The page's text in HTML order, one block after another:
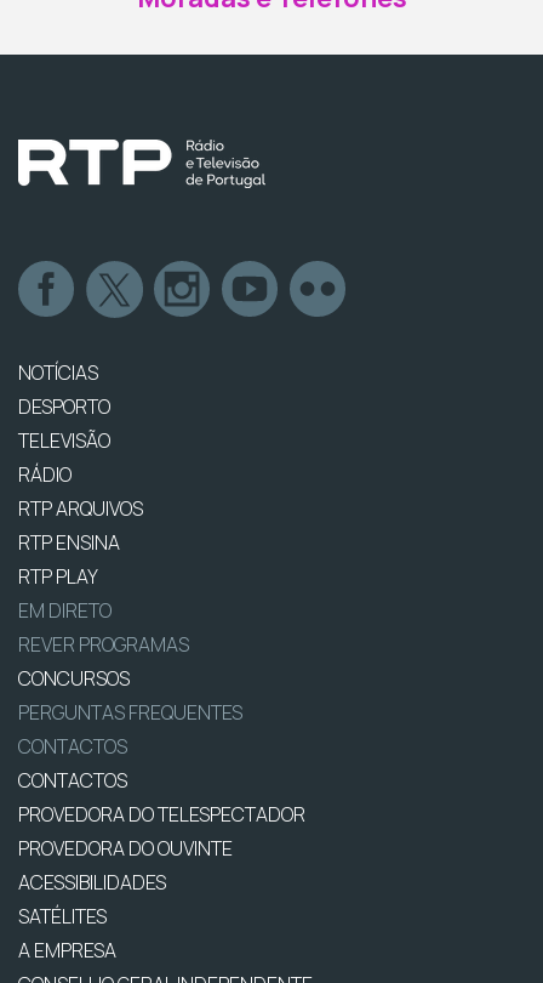
NOTÍCIAS
DESPORTO
TELEVISÃO
RÁDIO
RTP ARQUIVOS
RTP ENSINA
RTP PLAY
EM DIRETO
REVER PROGRAMAS
CONCURSOS
PERGUNTAS FREQUENTES
CONTACTOS
CONTACTOS
PROVEDORA DO TELESPECTADOR
PROVEDORA DO OUVINTE
ACESSIBILIDADES
SATÉLITES
A EMPRESA